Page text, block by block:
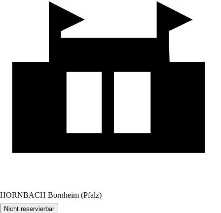
HORNBACH Bornheim (Pfalz)
Nicht reservierbar